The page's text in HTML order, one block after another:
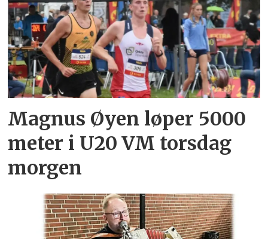
Magnus Øyen løper 5000
meter i U20 VM torsdag
morgen